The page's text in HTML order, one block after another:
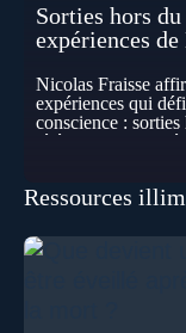
Sorties hors
expériences
Nicolas Fraisse
expériences qui
conscience :
télépathie
les pensées
disparaître ? Au fil de cet échange, Nicolas raconte ses
expériences les
explorations du
durant ses sorties,
sensation étrange
Ressources